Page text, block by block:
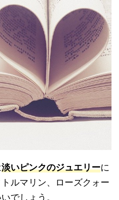
淡いピンクのジュエリーに
ルマリン、ローズクォー
でしょう。